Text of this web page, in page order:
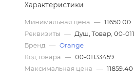
Характеристики
Минимальная цена — 11650.00
Реквизиты — Душ, Товар, 00-
Бренд — Orange
Код товара — 00-01133459
Максимальная цена — 11859.40